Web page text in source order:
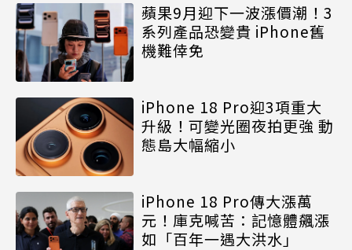
蘋果9月迎下一波漲價潮！3
系列產品恐變貴 iPhone舊
機難倖免
iPhone 18 Pro迎3項重大
升級！可變光圈夜拍更強 動
態島大幅縮小
iPhone 18 Pro傳大漲萬
元！庫克喊苦：記憶體飆漲
如「百年一遇大洪水」